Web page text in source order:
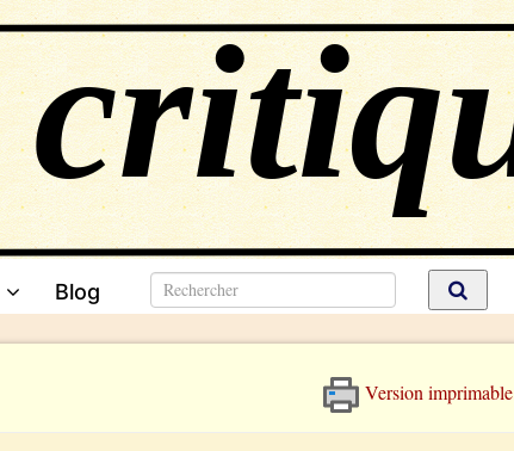
Blog
Version imprimable